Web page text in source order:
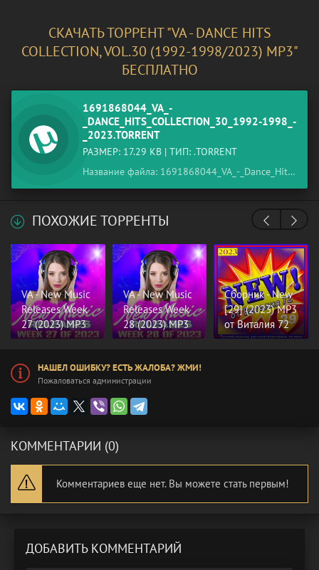
СКАЧАТЬ ТОРРЕНТ "VA - DANCE HITS
COLLECTION, VOL.30 (1992-1998/2023) MP3"
БЕСПЛАТНО
1691868044_VA_-
_DANCE_HITS_COLLECTION_30_1992-1998_-
_2023.TORRENT
РАЗМЕР: 17.29 KB | ТИП: .TORRENT
Название файла: 1691868044_VA_-_Dance_Hits_Collection_30_1992-1998_-_2023.torrent
ПОХОЖИЕ ТОРРЕНТЫ
VA - New Music
Releases Week
27 (2023) MP3
VA - New Music
Releases Week
28 (2023) MP3
Cборник - New
[29] (2023) MP3
от Виталия 72
НАШЕЛ ОШИБКУ? ЕСТЬ ЖАЛОБА? ЖМИ!
Пожаловаться администрации
КОММЕНТАРИИ (0)
Комментариев еще нет. Вы можете стать первым!
ДОБАВИТЬ КОММЕНТАРИЙ